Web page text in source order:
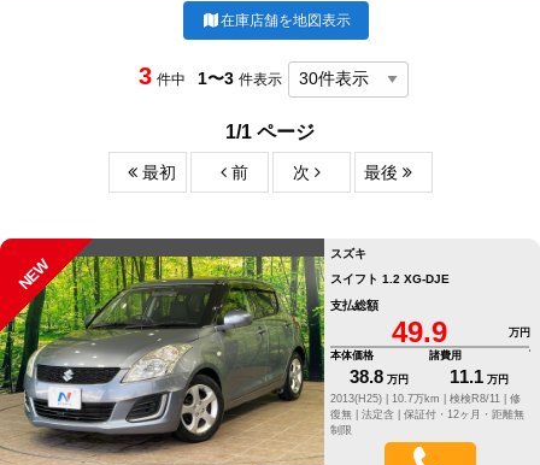
在庫店舗を地図表示
3 件中 1〜3 件表示
1/1 ページ
最初 前 次 最後
NEW
スズキ
スイフト 1.2 XG-DJE
支払総額
49.9
万円
本体価格
38.8 万円
諸費用
11.1 万円
2013(H25) |
10.7万km | 検検R8/11 | 修
復無 | 法定含 | 保証付・12ヶ月・距離無
制限